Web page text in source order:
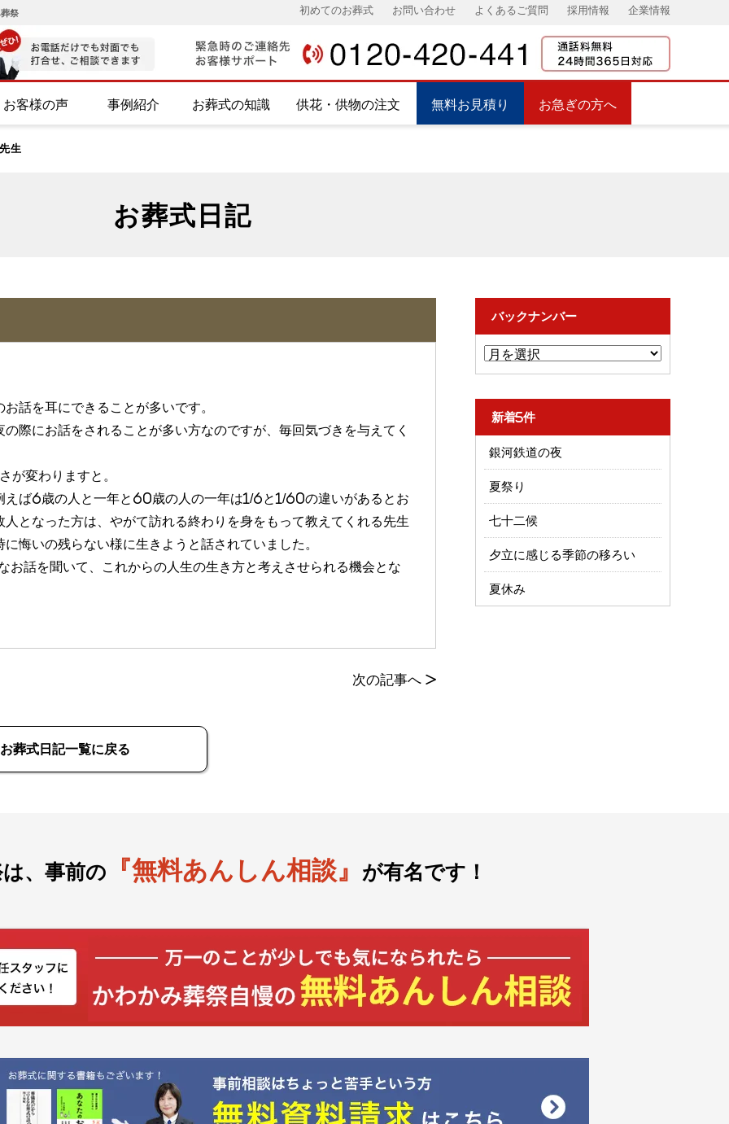
祭 初めてのお葬式 お問い合わせ よくあるご質問 採用情報 企業情報
お客様の声 事例紹介 お葬式の知識 供花・供物の注文 無料お見積り お急ぎの方へ
先生
お葬式日記
話を耳にできることが多いです。
際にお話をされることが多い方なのですが、毎回気づきを与えてく
が変わりますと。
えば6歳の人と一年と60歳の人の一年は1/6と1/60の違いがあるとお
となった方は、やがて訪れる終わりを身をもって教えてくれる先生
悔いの残らない様に生きようと話されていました。
話を聞いて、これからの人生の生き方と考えさせられる機会とな
次の記事へ >
お葬式日記一覧に戻る
バックナンバー
新着5件
銀河鉄道の夜
夏祭り
七十二候
夕立に感じる季節の移ろい
夏休み
、事前の 『無料あんしん相談』 が有名です！